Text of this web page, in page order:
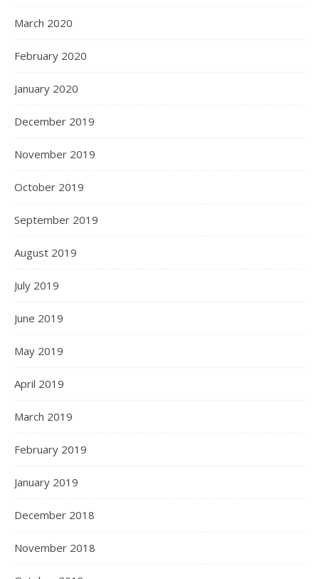
March 2020
February 2020
January 2020
December 2019
November 2019
October 2019
September 2019
August 2019
July 2019
June 2019
May 2019
April 2019
March 2019
February 2019
January 2019
December 2018
November 2018